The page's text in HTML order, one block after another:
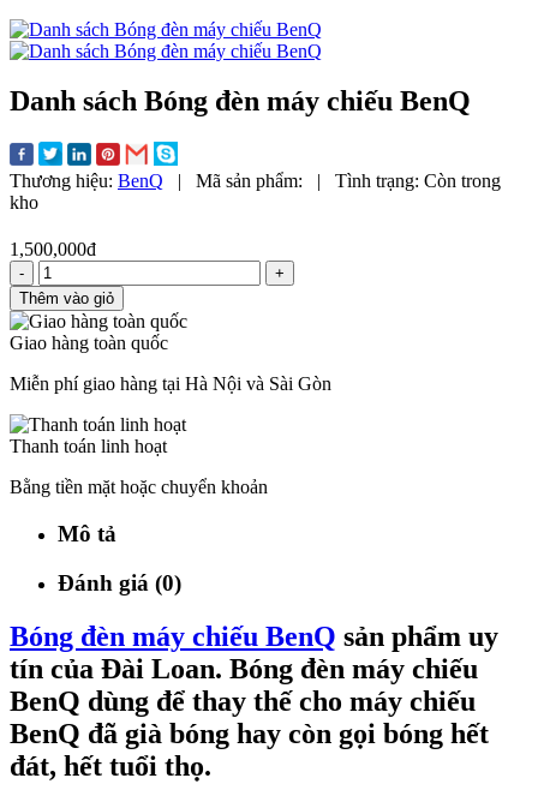
Danh sách Bóng đèn máy chiếu BenQ
Thương hiệu: BenQ | Mã sản phẩm: | Tình trạng: Còn trong
kho
1,500,000đ
-
+
Thêm vào giỏ
Giao hàng toàn quốc
Miễn phí giao hàng tại Hà Nội và Sài Gòn
Thanh toán linh hoạt
Bằng tiền mặt hoặc chuyển khoản
Mô tả
Đánh giá (0)
Bóng đèn máy chiếu BenQ sản phẩm uy
tín của Đài Loan. Bóng đèn máy chiếu
BenQ dùng để thay thế cho máy chiếu
BenQ đã già bóng hay còn gọi bóng hết
đát, hết tuổi thọ.